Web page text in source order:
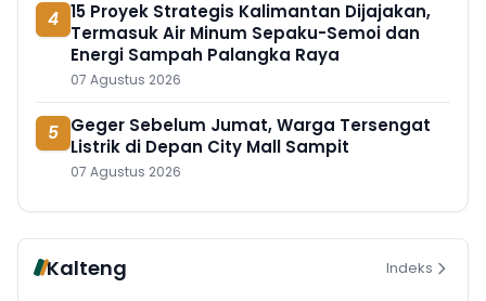
4 15 Proyek Strategis Kalimantan Dijajakan,
Termasuk Air Minum Sepaku-Semoi dan
Energi Sampah Palangka Raya
07 Agustus 2026
5 Geger Sebelum Jumat, Warga Tersengat
Listrik di Depan City Mall Sampit
07 Agustus 2026
Kalteng Indeks